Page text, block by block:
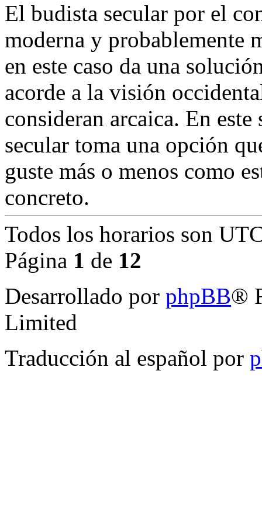
El budista secular por el
moderna y probablemente
en este caso da una
acorde a la visión
consideran arcaica. En
secular toma una opción
guste más o menos como
concreto.
Todos los horarios son
Página 1 de 12
Desarrollado por phpBB®
Limited
Traducción al español por